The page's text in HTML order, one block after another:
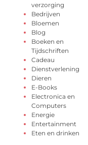
verzorging
Bedrijven
Bloemen
Blog
Boeken en
Tijdschriften
Cadeau
Dienstverlening
Dieren
E-Books
Electronica en
Computers
Energie
Entertainment
Eten en drinken